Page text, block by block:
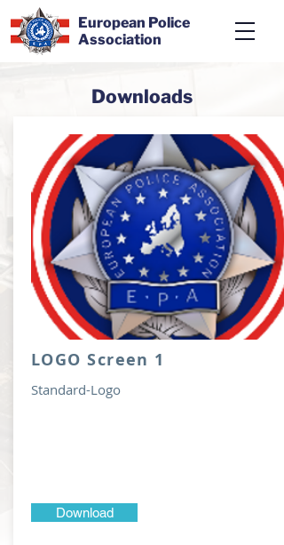
European Police
Association
Downloads
LOGO Screen 1
Standard-Logo
Download